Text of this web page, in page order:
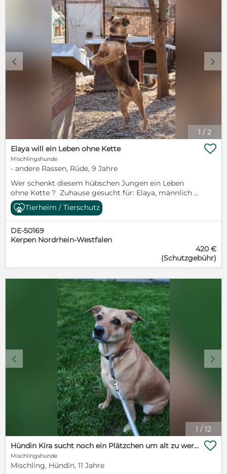
1 / 2
c d
Elaya will ein Leben ohne Kette
Mischlingshunde
- andere Rassen, Rüde, 9 Jahre
Wer schenkt diesem hübschen Jungen ein Leben
ohne Kette ? Zuhause gesucht für: Elaya, männlich
Betreuung Deutschland: Martina Jacobsen, Jennifer
Glaß, TS/ LM Alter: geb.: geb. 06/2017 Endgröße:
ca.50 cm Kastriert: ja Handicaps:nein Verträglich
mit: Kinder: ja Hunden: nach Sympathie Katzen:
nicht bekannt Charaktereigenschaften: Wenn ihr,
einfach unter folgendem Link unsere Selbstauskunft
aus. http://www.xn--herzfrvielepfoten-
62b.com/Selbstauskunft.php Kontakt:
https://www.facebook.com/
ref=br_rs Email: herzfuervielepfoten@e.mail.de
Unsere Hunde werden nur nach positiver
Vorkontrolle, gegen eine Schutzgebühr, mit
Schutzvertrag vermittelt. Für die Interessenten aus
der Schweiz gilt: Abholung in Deutschland KEINE
Vermittlung nach Österreich wegen der dort
geltenden Gesetze Die Tiere haben alle Impfungen,
Chip, EU-Pass, Entwurmung, Entflohung, Test auf
Parvo, Staupe. Wir lassen ab dem 6. Monat den
SNAP® 4Dx (siehe Bsp Laboklin, Reiseprofil
Bulgarien, Rumänien) testen, dieser beinhaltet Test
auf Borreliose, Anaplasmose, Ehrlichiose und
Dirofilariose. Weitere Test, wie z.B. auf Leishmaniose
oder Hepatozoon können gerne auf Anfrage gegen
Mehrpreis vorgenommen werden.

Tierheim / Tierschutz
DE-50169
Kerpen Nordrhein-Westfalen
420 €
(Schutzgebühr)
1 / 12
c d
Hündin Kira sucht noch ein Plätzchen um alt zu werden
Mischlingshunde
Mischling, Hündin, 11 Jahre
